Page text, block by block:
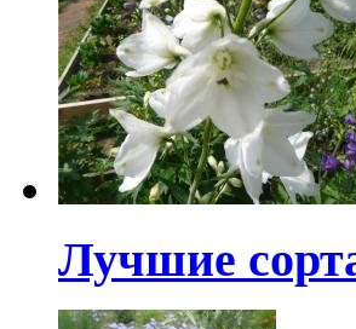
Лучшие